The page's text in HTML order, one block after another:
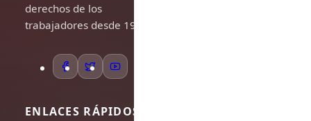
derechos de los
trabajadores desde 1948.
ENLACES RÁPIDOS